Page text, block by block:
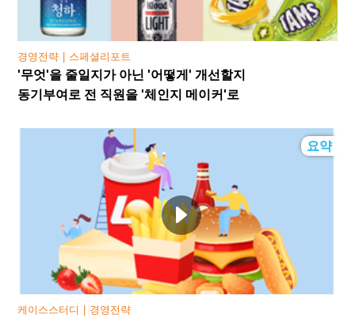
경영전략 스페셜리포트
'무엇'을 줄일지가 아닌 '어떻게' 개선할지
동기부여로 전 직원을 '체인지 메이커'로
요약
케이스스터디 경영전략